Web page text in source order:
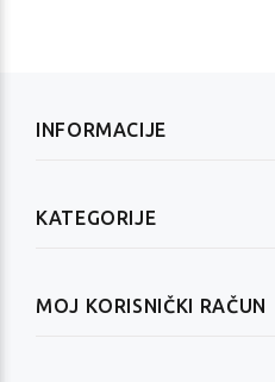
INFORMACIJE
KATEGORIJE
MOJ KORISNIČKI RAČUN